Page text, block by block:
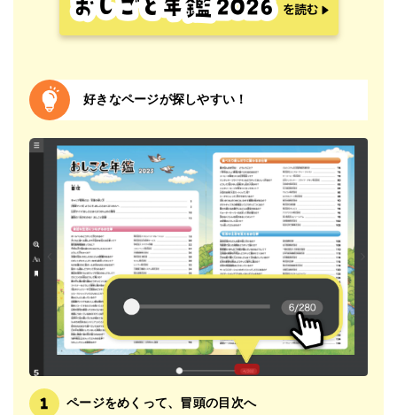
好きなページが探しやすい！
ページをめくって、冒頭の目次へ